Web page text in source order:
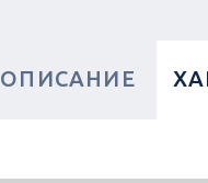
ОПИСАНИЕ